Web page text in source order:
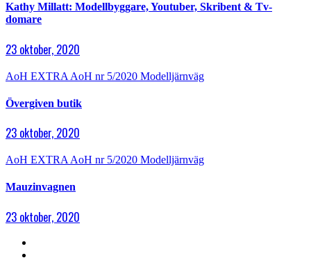
Kathy Millatt: Modellbyggare, Youtuber, Skribent & Tv-
domare
23 oktober, 2020
AoH EXTRA AoH nr 5/2020 Modelljärnväg
Övergiven butik
23 oktober, 2020
AoH EXTRA AoH nr 5/2020 Modelljärnväg
Mauzinvagnen
23 oktober, 2020